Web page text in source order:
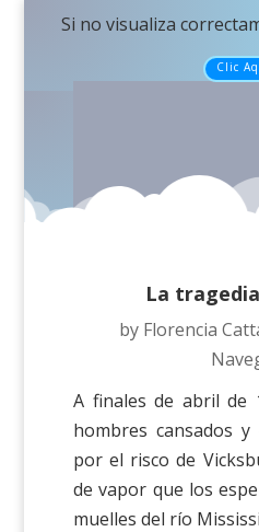
Si no visualiza
Clic
La
by Florencia
A finales de abril de
hombres cansados
por el risco de
de vapor que los
muelles del río